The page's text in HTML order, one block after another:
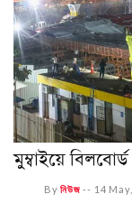
মুম্বাইয়ে
Byনিউজ -- 14